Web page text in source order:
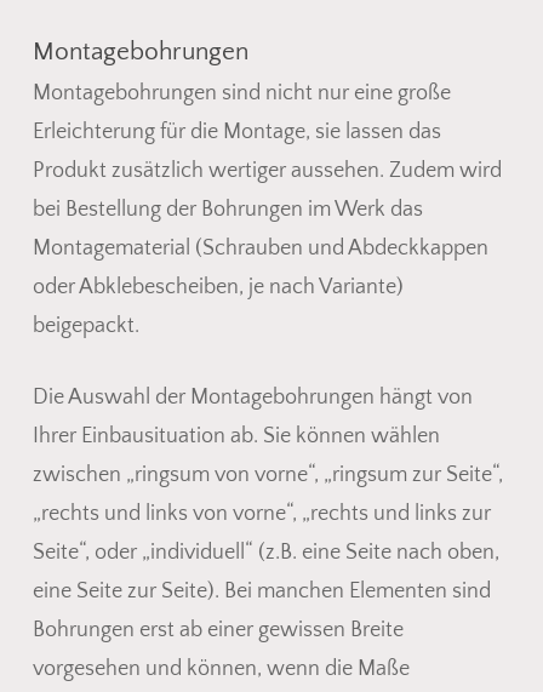
Montagebohrungen
Montagebohrungen sind nicht nur eine große
Erleichterung für die Montage, sie lassen das
Produkt zusätzlich wertiger aussehen. Zudem wird
bei Bestellung der Bohrungen im Werk das
Montagematerial (Schrauben und Abdeckkappen
oder Abklebescheiben, je nach Variante)
beigepackt.
Die Auswahl der Montagebohrungen hängt von
Ihrer Einbausituation ab. Sie können wählen
zwischen „ringsum von vorne“, „ringsum zur Seite“,
„rechts und links von vorne“, „rechts und links zur
Seite“, oder „individuell“ (z.B. eine Seite nach oben,
eine Seite zur Seite). Bei manchen Elementen sind
Bohrungen erst ab einer gewissen Breite
vorgesehen und können, wenn die Maße